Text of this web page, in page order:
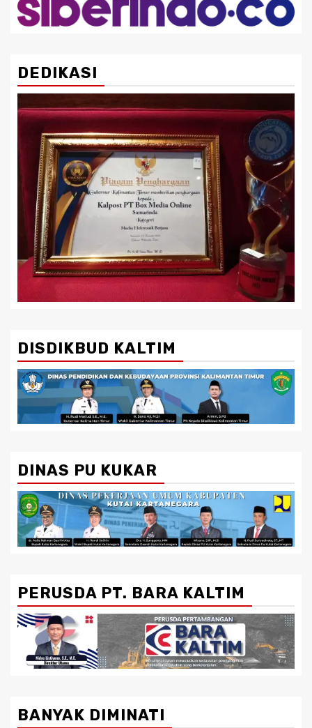
DEDIKASI
DISDIKBUD KALTIM
DINAS PU KUKAR
PERUSDA PT. BARA KALTIM
BANYAK DIMINATI